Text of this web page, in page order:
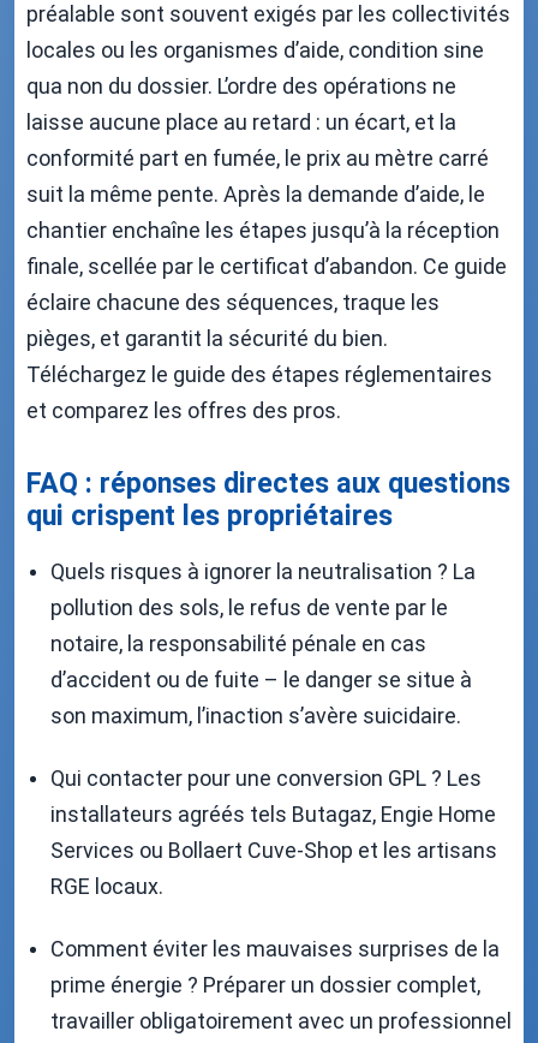
préalable sont souvent exigés par les collectivités
locales ou les organismes d’aide, condition sine
qua non du dossier. L’ordre des opérations ne
laisse aucune place au retard : un écart, et la
conformité part en fumée, le prix au mètre carré
suit la même pente. Après la demande d’aide, le
chantier enchaîne les étapes jusqu’à la réception
finale, scellée par le certificat d’abandon. Ce guide
éclaire chacune des séquences, traque les
pièges, et garantit la sécurité du bien.
Téléchargez le guide des étapes réglementaires
et comparez les offres des pros.
FAQ : réponses directes aux questions
qui crispent les propriétaires
Quels risques à ignorer la neutralisation ? La
pollution des sols, le refus de vente par le
notaire, la responsabilité pénale en cas
d’accident ou de fuite – le danger se situe à
son maximum, l’inaction s’avère suicidaire.
Qui contacter pour une conversion GPL ? Les
installateurs agréés tels Butagaz, Engie Home
Services ou Bollaert Cuve-Shop et les artisans
RGE locaux.
Comment éviter les mauvaises surprises de la
prime énergie ? Préparer un dossier complet,
travailler obligatoirement avec un professionnel